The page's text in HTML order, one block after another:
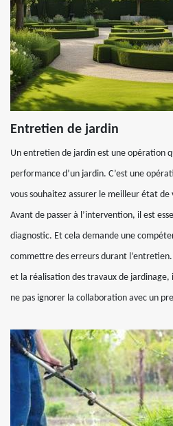
Entretien de jardin
Un entretien de jardin est une opération
performance d’un jardin. C’est une
vous souhaitez assurer le meilleur état
Avant de passer à l’intervention, il est
diagnostic. Et cela demande une
commettre des erreurs durant
et la réalisation des travaux de
ne pas ignorer la collaboration avec un